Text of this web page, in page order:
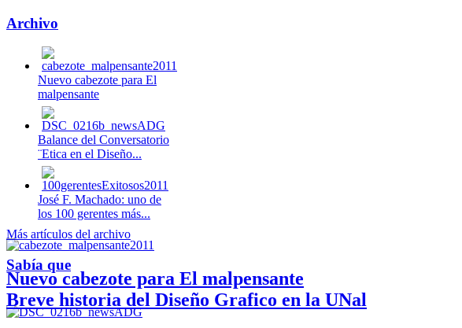
Archivo
Nuevo cabezote para El
malpensante
Balance del Conversatorio
¨Etica en el Diseño...
José F. Machado: uno de
los 100 gerentes más...
Nuevo cabezote para El malpensante
Más artículos del archivo
Sabía que
Breve historia del Diseño Grafico en la UNal